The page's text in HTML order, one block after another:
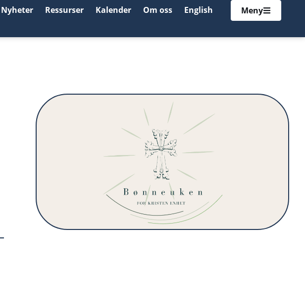
Nyheter Ressurser Kalender Om oss English Meny